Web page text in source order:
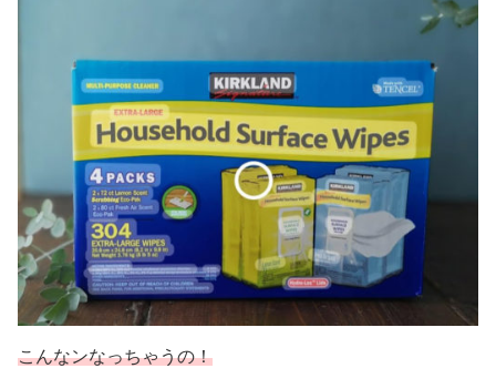
こんなンなっちゃうの！